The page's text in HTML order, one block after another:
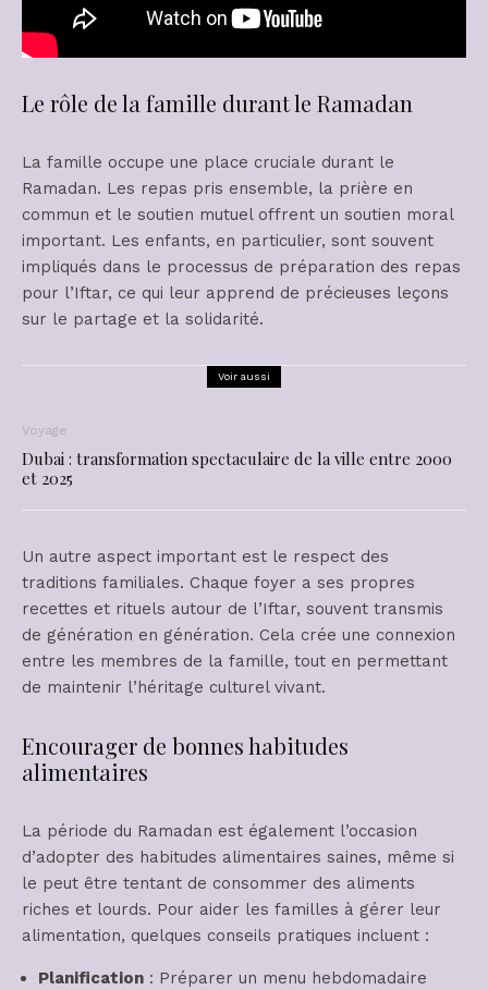
Le rôle de la famille durant le Ramadan
La famille occupe une place cruciale durant le
Ramadan. Les repas pris ensemble, la prière en
commun et le soutien mutuel offrent un soutien moral
important. Les enfants, en particulier, sont souvent
impliqués dans le processus de préparation des repas
pour l’Iftar, ce qui leur apprend de précieuses leçons
sur le partage et la solidarité.
Voir aussi
Voyage
Dubai : transformation spectaculaire de la ville entre 2000
et 2025
Un autre aspect important est le respect des
traditions familiales. Chaque foyer a ses propres
recettes et rituels autour de l’Iftar, souvent transmis
de génération en génération. Cela crée une connexion
entre les membres de la famille, tout en permettant
de maintenir l’héritage culturel vivant.
Encourager de bonnes habitudes
alimentaires
La période du Ramadan est également l’occasion
d’adopter des habitudes alimentaires saines, même si
le peut être tentant de consommer des aliments
riches et lourds. Pour aider les familles à gérer leur
alimentation, quelques conseils pratiques incluent :
Planification : Préparer un menu hebdomadaire